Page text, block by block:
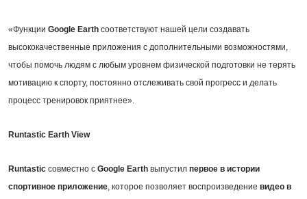
«Функции Google Earth соответствуют нашей цели создавать
высококачественные приложения с дополнительными возможностями,
чтобы помочь людям с любым уровнем физической подготовки не терять
мотивацию к спорту, постоянно отслеживать свой прогресс и делать
процесс тренировок приятнее».
Runtastic Earth View
Runtastic совместно с Google Earth выпустил первое в истории
спортивное приложение, которое позволяет воспроизведение видео в